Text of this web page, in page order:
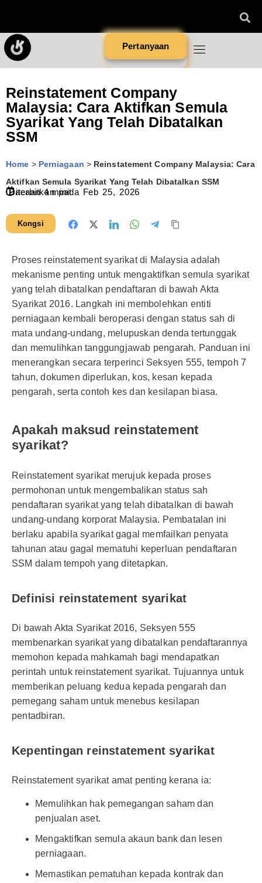
Pertanyaan
Reinstatement Company
Malaysia: Cara Aktifkan Semula
Syarikat Yang Telah Dibatalkan
SSM
Home > Perniagaan > Reinstatement Company Malaysia: Cara
Aktifkan Semula Syarikat Yang Telah Dibatalkan SSM
Diterbitkan pada Feb 25, 2026
Bacaan4 minit
Kongsi
Proses reinstatement syarikat di Malaysia adalah
mekanisme penting untuk mengaktifkan semula syarikat
yang telah dibatalkan pendaftaran di bawah Akta
Syarikat 2016. Langkah ini membolehkan entiti
perniagaan kembali beroperasi dengan status sah di
mata undang-undang, melupuskan denda tertunggak
dan memulihkan tanggungjawab pengarah. Panduan ini
menerangkan secara terperinci Seksyen 555, tempoh 7
tahun, dokumen diperlukan, kos, kesan kepada
pengarah, serta contoh kes dan kesilapan biasa.
Apakah maksud reinstatement
syarikat?
Reinstatement syarikat merujuk kepada proses
permohonan untuk mengembalikan status sah
pendaftaran syarikat yang telah dibatalkan di bawah
undang-undang korporat Malaysia. Pembatalan ini
berlaku apabila syarikat gagal memfailkan penyata
tahunan atau gagal mematuhi keperluan pendaftaran
SSM dalam tempoh yang ditetapkan.
Definisi reinstatement syarikat
Di bawah Akta Syarikat 2016, Seksyen 555
membenarkan syarikat yang dibatalkan pendaftarannya
memohon kepada mahkamah bagi mendapatkan
perintah untuk reinstatement syarikat. Tujuannya untuk
memberikan peluang kedua kepada pengarah dan
pemegang saham untuk menebus kesilapan
pentadbiran.
Kepentingan reinstatement syarikat
Reinstatement syarikat amat penting kerana ia:
Memulihkan hak pemegangan saham dan
penjualan aset.
Mengaktifkan semula akaun bank dan lesen
perniagaan.
Memastikan pematuhan kepada kontrak dan